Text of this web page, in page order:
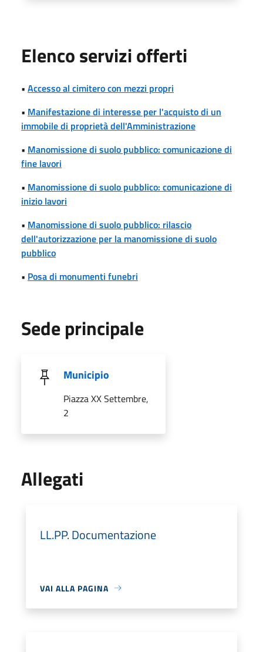
Elenco servizi offerti
• Accesso al cimitero con mezzi propri
• Manifestazione di interesse per l'acquisto di un
immobile di proprietà dell'Amministrazione
• Manomissione di suolo pubblico: comunicazione di
fine lavori
• Manomissione di suolo pubblico: comunicazione di
inizio lavori
• Manomissione di suolo pubblico: rilascio
dell'autorizzazione per la manomissione di suolo
pubblico
• Posa di monumenti funebri
Sede principale
Municipio
Piazza XX Settembre,
2
Allegati
LL.PP. Documentazione
VAI ALLA PAGINA